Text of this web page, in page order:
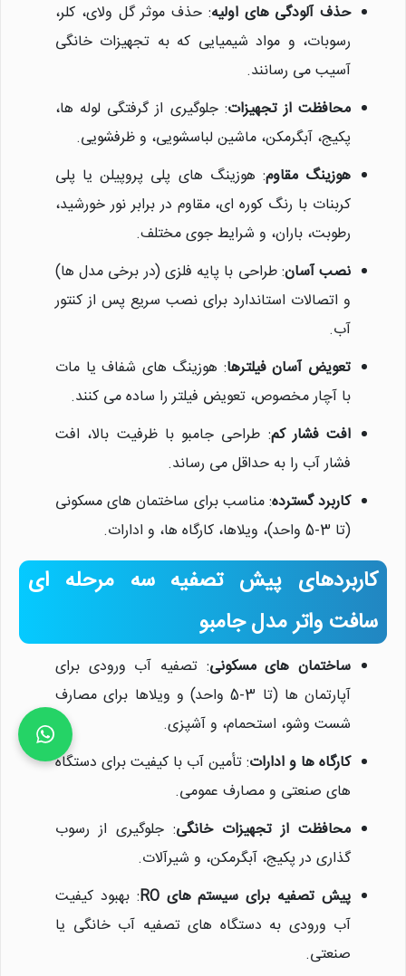
حذف آلودگی های اولیه: حذف موثر گل ولای، کلر،
رسوبات، و مواد شیمیایی که به تجهیزات خانگی
آسیب می رسانند.
محافظت از تجهیزات: جلوگیری از گرفتگی لوله ها،
پکیج، آبگرمکن، ماشین لباسشویی، و ظرفشویی.
هوزینگ مقاوم: هوزینگ های پلی پروپیلن یا پلی
کربنات با رنگ کوره ای، مقاوم در برابر نور خورشید،
رطوبت، باران، و شرایط جوی مختلف.
نصب آسان: طراحی با پایه فلزی (در برخی مدل ها)
و اتصالات استاندارد برای نصب سریع پس از کنتور
آب.
تعویض آسان فیلترها: هوزینگ های شفاف یا مات
با آچار مخصوص، تعویض فیلتر را ساده می کنند.
افت فشار کم: طراحی جامبو با ظرفیت بالا، افت
فشار آب را به حداقل می رساند.
کاربرد گسترده: مناسب برای ساختمان های مسکونی
(تا 3-5 واحد)، ویلاها، کارگاه ها، و ادارات.
کاربردهای پیش تصفیه سه مرحله ای
سافت واتر مدل جامبو
ساختمان های مسکونی: تصفیه آب ورودی برای
آپارتمان ها (تا 3-5 واحد) و ویلاها برای مصارف
شست وشو، استحمام، و آشپزی.
کارگاه ها و ادارات: تأمین آب با کیفیت برای دستگاه
های صنعتی و مصارف عمومی.
محافظت از تجهیزات خانگی: جلوگیری از رسوب
گذاری در پکیج، آبگرمکن، و شیرآلات.
پیش تصفیه برای سیستم های RO
: بهبود کیفیت
آب ورودی به دستگاه های تصفیه آب خانگی یا
صنعتی.